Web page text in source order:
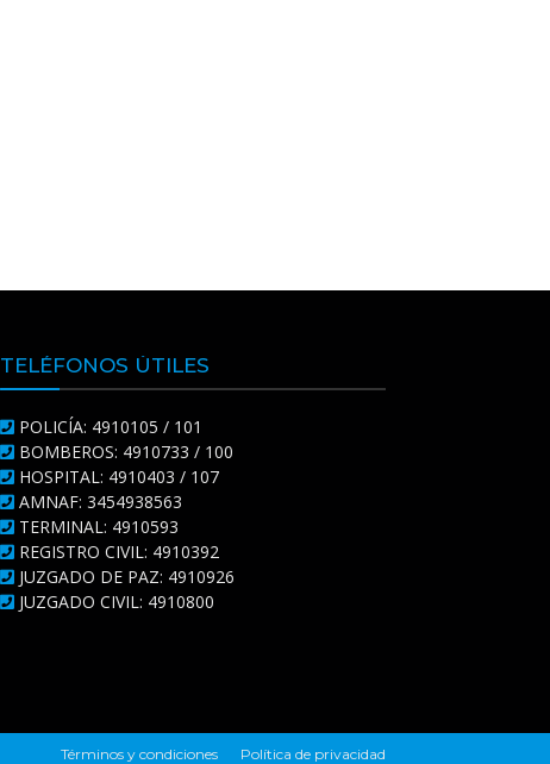
TELÉFONOS ÚTILES
POLICÍA: 4910105 / 101
BOMBEROS: 4910733 / 100
HOSPITAL: 4910403 / 107
AMNAF: 3454938563
TERMINAL: 4910593
REGISTRO CIVIL: 4910392
JUZGADO DE PAZ: 4910926
JUZGADO CIVIL: 4910800
Términos y condiciones Política de privacidad